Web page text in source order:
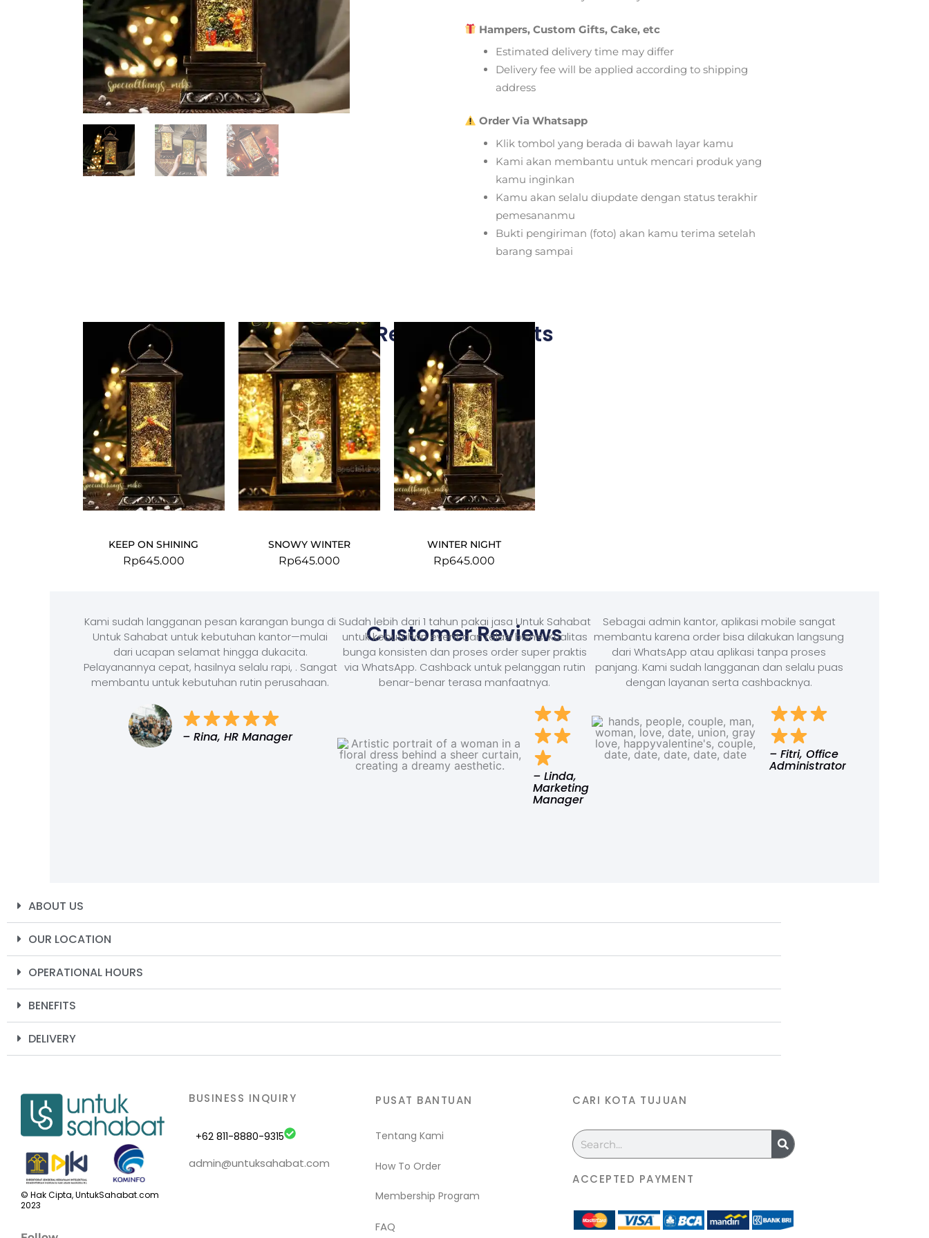
Hampers, Custom Gifts, Cake, etc
Estimated delivery time may differ
Delivery fee will be applied according to shipping
address
Order Via Whatsapp
Klik tombol yang berada di bawah layar kamu
Kami akan membantu untuk mencari produk yang
kamu inginkan
Kamu akan selalu diupdate dengan status terakhir
pemesananmu
Bukti pengiriman (foto) akan kamu terima setelah
barang sampai
Related Products
KEEP ON SHINING
Rp645.000
SNOWY WINTER
Rp645.000
WINTER NIGHT
Rp645.000
Customer Reviews
Kami sudah langganan pesan karangan bunga di
Untuk Sahabat untuk kebutuhan kantor—mulai
dari ucapan selamat hingga dukacita.
Pelayanannya cepat, hasilnya selalu rapi, . Sangat
membantu untuk kebutuhan rutin perusahaan.
– Rina, HR Manager
Sudah lebih dari 1 tahun pakai jasa Untuk Sahabat
untuk kebutuhan event dan relasi bisnis. Kualitas
bunga konsisten dan proses order super praktis
via WhatsApp. Cashback untuk pelanggan rutin
benar-benar terasa manfaatnya.
– Linda,
Marketing
Manager
Sebagai admin kantor, aplikasi mobile sangat
membantu karena order bisa dilakukan langsung
dari WhatsApp atau aplikasi tanpa proses
panjang. Kami sudah langganan dan selalu puas
dengan layanan serta cashbacknya.
– Fitri, Office
Administrator
ABOUT US
OUR LOCATION
OPERATIONAL HOURS
BENEFITS
DELIVERY
© Hak Cipta, UntukSahabat.com
2023
BUSINESS INQUIRY
+62 811-8880-9315
admin@untuksahabat.com
PUSAT BANTUAN
Tentang Kami
How To Order
Membership Program
FAQ
CARI KOTA TUJUAN
Search
ACCEPTED PAYMENT